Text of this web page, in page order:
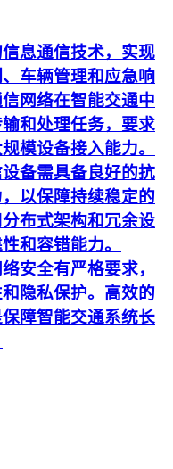
息通信技术，实现
车辆管理和应急响
网络在智能交通中
和处理任务，要求
模设备接入能力。
备需具备良好的抗
以保障持续稳定的
布式架构和冗余设
和容错能力。
安全有严格要求，
隐私保护。高效的
障智能交通系统长